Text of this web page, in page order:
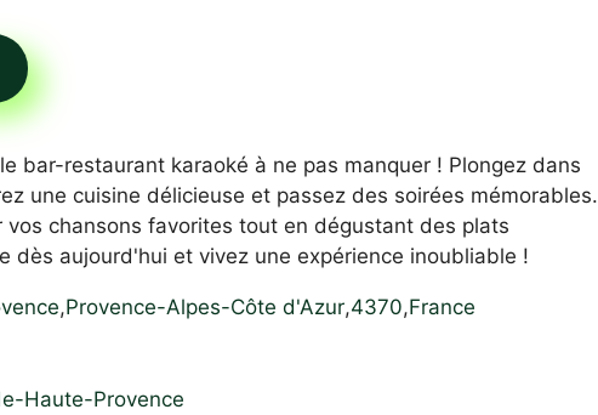
bar-restaurant karaoké à ne pas manquer ! Plongez dans
une cuisine délicieuse et passez des soirées mémorables.
chansons favorites tout en dégustant des plats
dès aujourd'hui et vivez une expérience inoubliable !
,Provence-Alpes-Côte d'Azur,4370,France
Haute-Provence